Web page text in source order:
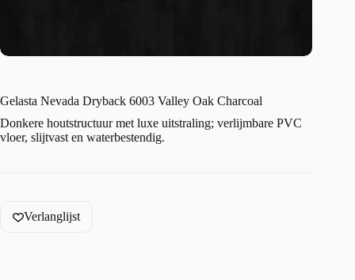
Gelasta Nevada Dryback 6003 Valley Oak Charcoal
Donkere houtstructuur met luxe uitstraling; verlijmbare PVC
vloer, slijtvast en waterbestendig.
Verlanglijst